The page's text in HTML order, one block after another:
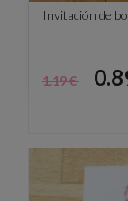
Invitación de
Precio
base
Precio
1.19 €